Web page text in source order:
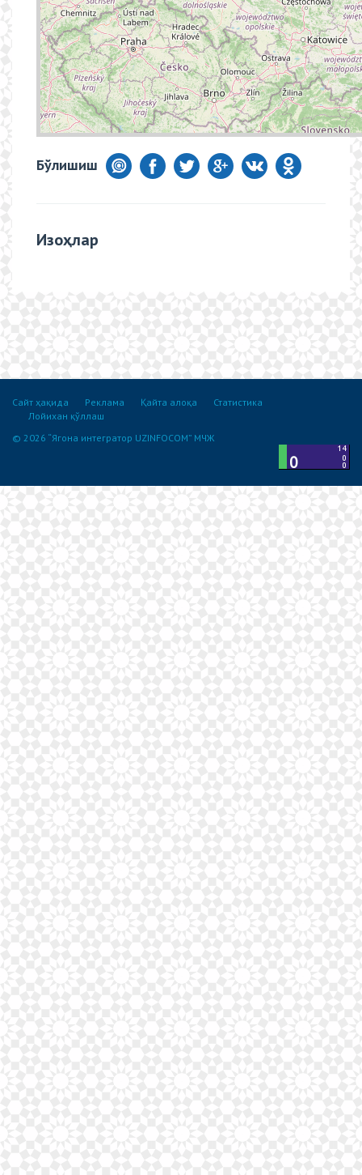
Бўлишиш
Изоҳлар
Сайт ҳақида Реклама Қайта алоқа
Статистика
Лойихан қўллаш
© 2026 “Ягона интегратор UZINFOCOM” МЧЖ